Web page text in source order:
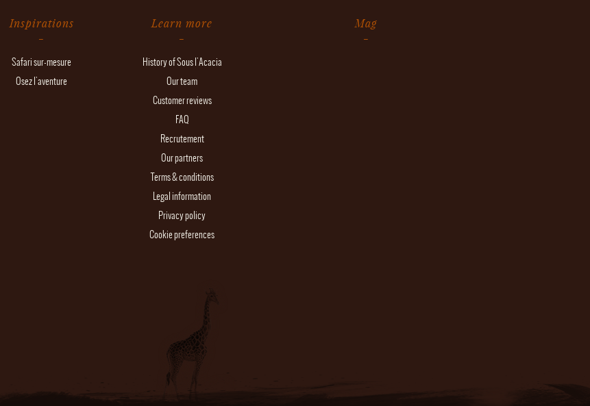
Inspirations
Safari sur-mesure
Osez l'aventure
Learn more
History of Sous l'Acacia
Our team
Customer reviews
FAQ
Recrutement
Our partners
Terms & conditions
Legal information
Privacy policy
Cookie preferences
Mag